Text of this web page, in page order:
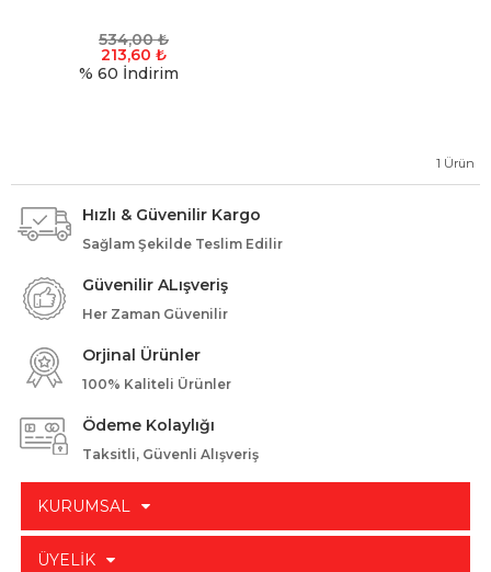
534,00₺
213,60 ₺
% 60 İndirim
1 Ürün
Hızlı & Güvenilir Kargo
Sağlam Şekilde Teslim Edilir
Güvenilir ALışveriş
Her Zaman Güvenilir
Orjinal Ürünler
100% Kaliteli Ürünler
Ödeme Kolaylığı
Taksitli, Güvenli Alışveriş
KURUMSAL
ÜYELİK